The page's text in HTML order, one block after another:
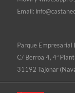
Email:
Parque Empresarial
C/ Berroa 4, 4ª
31192 Tajonar